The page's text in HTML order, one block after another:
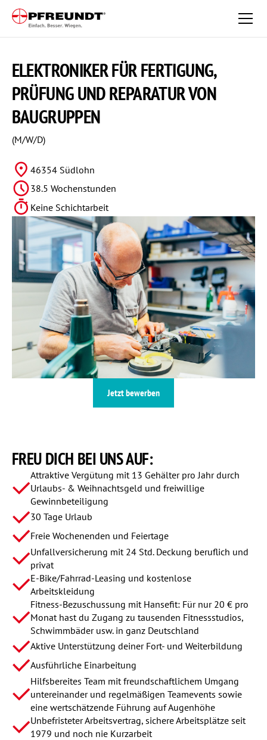
ELEKTRONIKER FÜR FERTIGUNG,
PRÜFUNG UND REPARATUR VON
BAUGRUPPEN
(M/W/D)
46354 Südlohn
38.5 Wochenstunden
Keine Schichtarbeit
Jetzt bewerben
FREU DICH BEI UNS AUF:
Attraktive Vergütung mit 13 Gehälter pro Jahr durch
Urlaubs- & Weihnachtsgeld und freiwillige
Gewinnbeteiligung
30 Tage Urlaub
Freie Wochenenden und Feiertage
Unfallversicherung mit 24 Std. Deckung beruflich und
privat
E-Bike/Fahrrad-Leasing und kostenlose
Arbeitskleidung
Fitness-Bezuschussung mit Hansefit: Für nur 20 € pro
Monat hast du Zugang zu tausenden Fitnessstudios,
Schwimmbäder usw. in ganz Deutschland
Aktive Unterstützung deiner Fort- und Weiterbildung
Ausführliche Einarbeitung
Hilfsbereites Team mit freundschaftlichem Umgang
untereinander und regelmäßigen Teamevents sowie
eine wertschätzende Führung auf Augenhöhe
Unbefristeter Arbeitsvertrag, sichere Arbeitsplätze seit
1979 und noch nie Kurzarbeit